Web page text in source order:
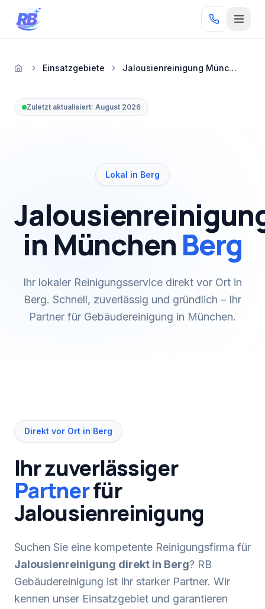
Zum Inhalt springen
RB
StartseiteEinsatzgebiete Jalousienreinigung München Berg
Zuletzt aktualisiert: August 2026
Lokal in Berg
in München Berg
Ihr lokaler Reinigungsservice direkt vor Ort in
Berg. Schnell, zuverlässig und gründlich – Ihr
Partner für Gebäudereinigung in München.
Direkt vor Ort in Berg
Ihr zuverlässiger
Partnerfür
Jalousienreinigung
Suchen Sie eine kompetente Reinigungsfirma für
Jalousienreinigung direkt in Berg? RB
Gebäudereinigung ist Ihr starker Partner. Wir
kennen unser Einsatzgebiet und garantieren